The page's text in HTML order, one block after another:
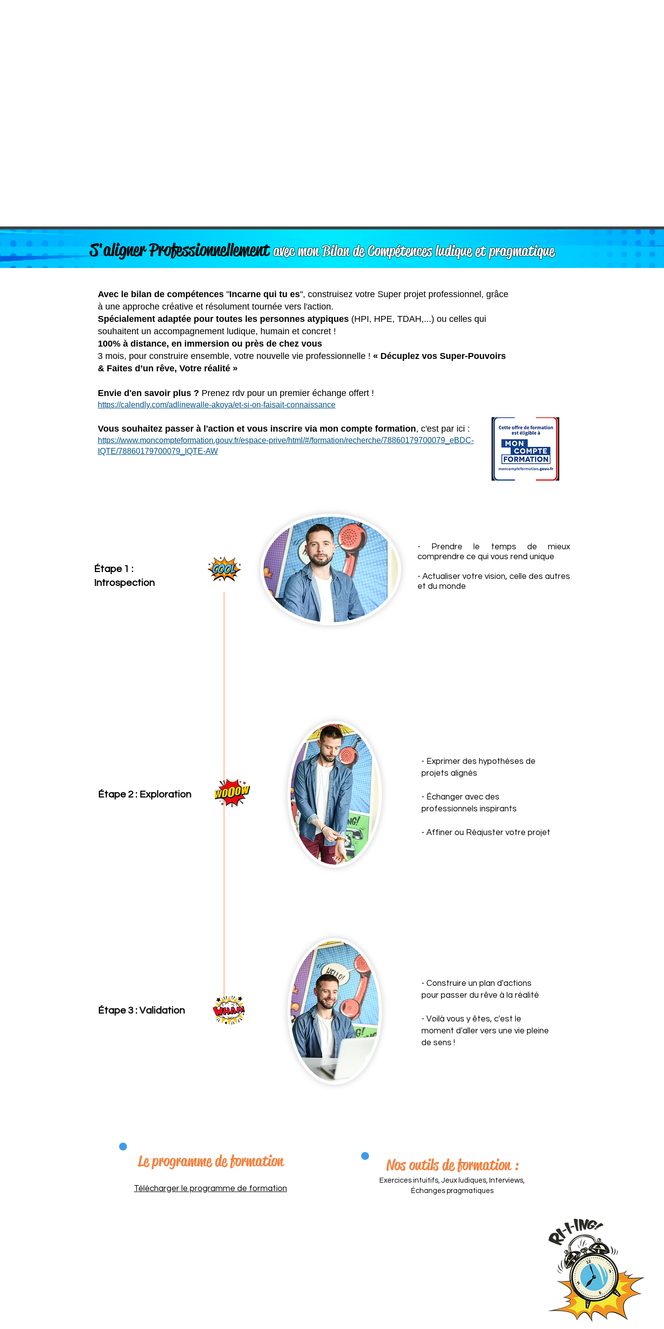
S'aligner Professionnellementavec mon Bilan de Compétences ludique et pragmatique
Avec le bilan de compétences "Incarne qui tu es", construisez votre Super projet professionnel, grâce
à une approche créative et résolument tournée vers l'action.
Spécialement adaptée pour toutes les personnes atypiques (HPI, HPE, TDAH,...) ou celles qui
souhaitent un accompagnement ludique, humain et concret !
100% à distance, en immersion ou près de chez vous
3 mois, pour construire ensemble, votre nouvelle vie professionnelle ! « Décuplez vos Super-Pouvoirs
& Faites d’un rêve, Votre réalité »
Envie d'en savoir plus ? Prenez rdv pour un premier échange offert !
https://calendly.com/adlinewalle-akoya/et-si-on-faisait-connaissance
Vous souhaitez passer à l'action et vous inscrire via mon compte formation, c'est par ici :
https://www.moncompteformation.gouv.fr/espace-prive/html/#/formation/recherche/78860179700079_eBDC-
IQTE/78860179700079_IQTE-AW
Étape 1 :
Introspection
Étape 2 : Exploration
Étape 3 : Validation
- Prendre le temps de mieux
comprendre ce qui vous rend unique
- Actualiser votre vision, celle des autres
et du monde
- Exprimer des hypothèses de
projets alignés
- Échanger avec des
professionnels inspirants
- Affiner ou Réajuster votre projet
- Construire un plan d'actions
pour passer du rêve à la réalité
- Voilà vous y êtes, c'est le
moment d'aller vers une vie pleine
de sens !
Le programme de formation
Télécharger le programme de formation
Nos outils de formation :
Exercices intuitifs, Jeux ludiques, Interviews,
Échanges pragmatiques